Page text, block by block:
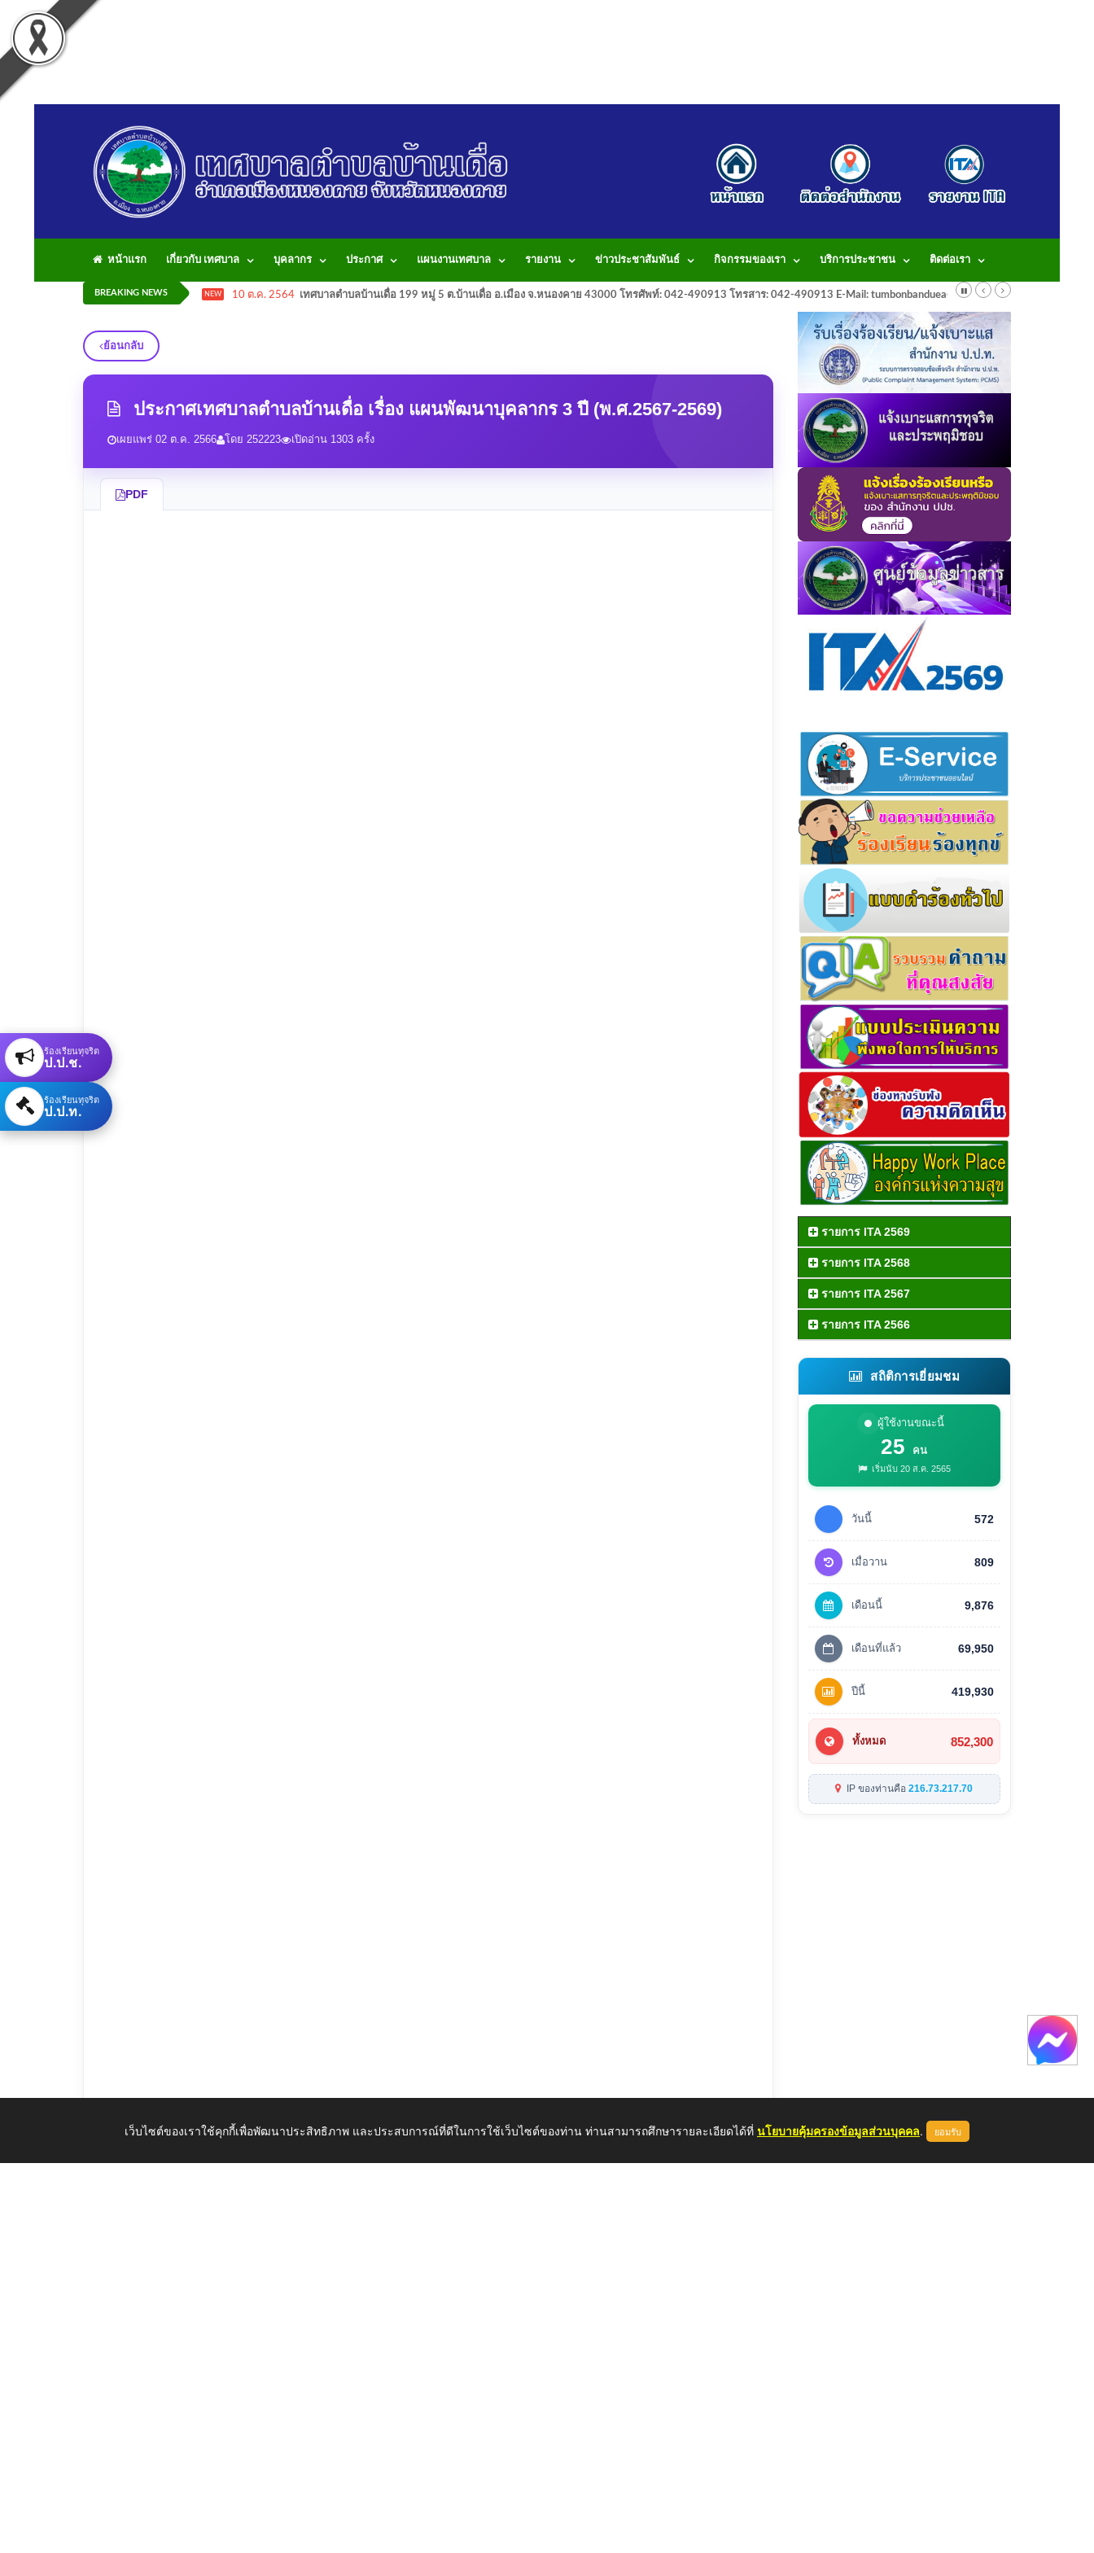
หน้าแรก เกี่ยวกับ เทศบาล บุคลากร ประกาศ แผนงานเทศบาล รายงาน ข่าวประชาสัมพันธ์ กิจกรรมของเรา บริการประชาชน ติดต่อเรา
BREAKING NEWS NEW 10 ต.ค. 2564 เทศบาลตำบลบ้านเดื่อ 199 หมู่ 5 ต.บ้านเดื่อ อ.เมือง จ.หนองคาย 43000 โทรศัพท์: 042-490913 โทรสาร: 042-490913 E-Mail: tumbonbanduea@gmail.com
ย้อนกลับ
ประกาศเทศบาลตำบลบ้านเดื่อ เรื่อง แผนพัฒนาบุคลากร 3 ปี (พ.ศ.2567-2569)
เผยแพร่ 02 ต.ค. 2566 โดย 252223 เปิดอ่าน 1303 ครั้ง
PDF
รายการ ITA 2569
รายการ ITA 2568
รายการ ITA 2567
รายการ ITA 2566
สถิติการเยี่ยมชม
ผู้ใช้งานขณะนี้
25 คน
เริ่มนับ 20 ส.ค. 2565
วันนี้ 572
เมื่อวาน 809
เดือนนี้ 9,876
เดือนที่แล้ว 69,950
ปีนี้ 419,930
ทั้งหมด 852,300
IP ของท่านคือ216.73.217.70
ร้องเรียนทุจริต
ป.ป.ช.
ร้องเรียนทุจริต
ป.ป.ท.
เว็บไซต์ของเราใช้คุกกี้เพื่อพัฒนาประสิทธิภาพ และประสบการณ์ที่ดีในการใช้เว็บไซต์ของท่าน ท่านสามารถศึกษารายละเอียดได้ที่ นโยบายคุ้มครองข้อมูลส่วนบุคคล. ยอมรับ